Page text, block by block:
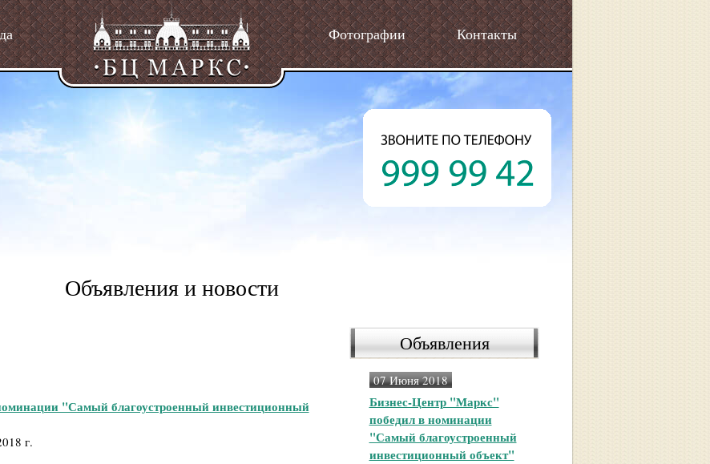
Фотографии Контакты
Объявления и новости
"Самый благоустроенный инвестиционный
г.
Объявления
07 Июня 2018
Бизнес-Центр "Маркс"
победил в номинации
"Самый благоустроенный
инвестиционный объект"